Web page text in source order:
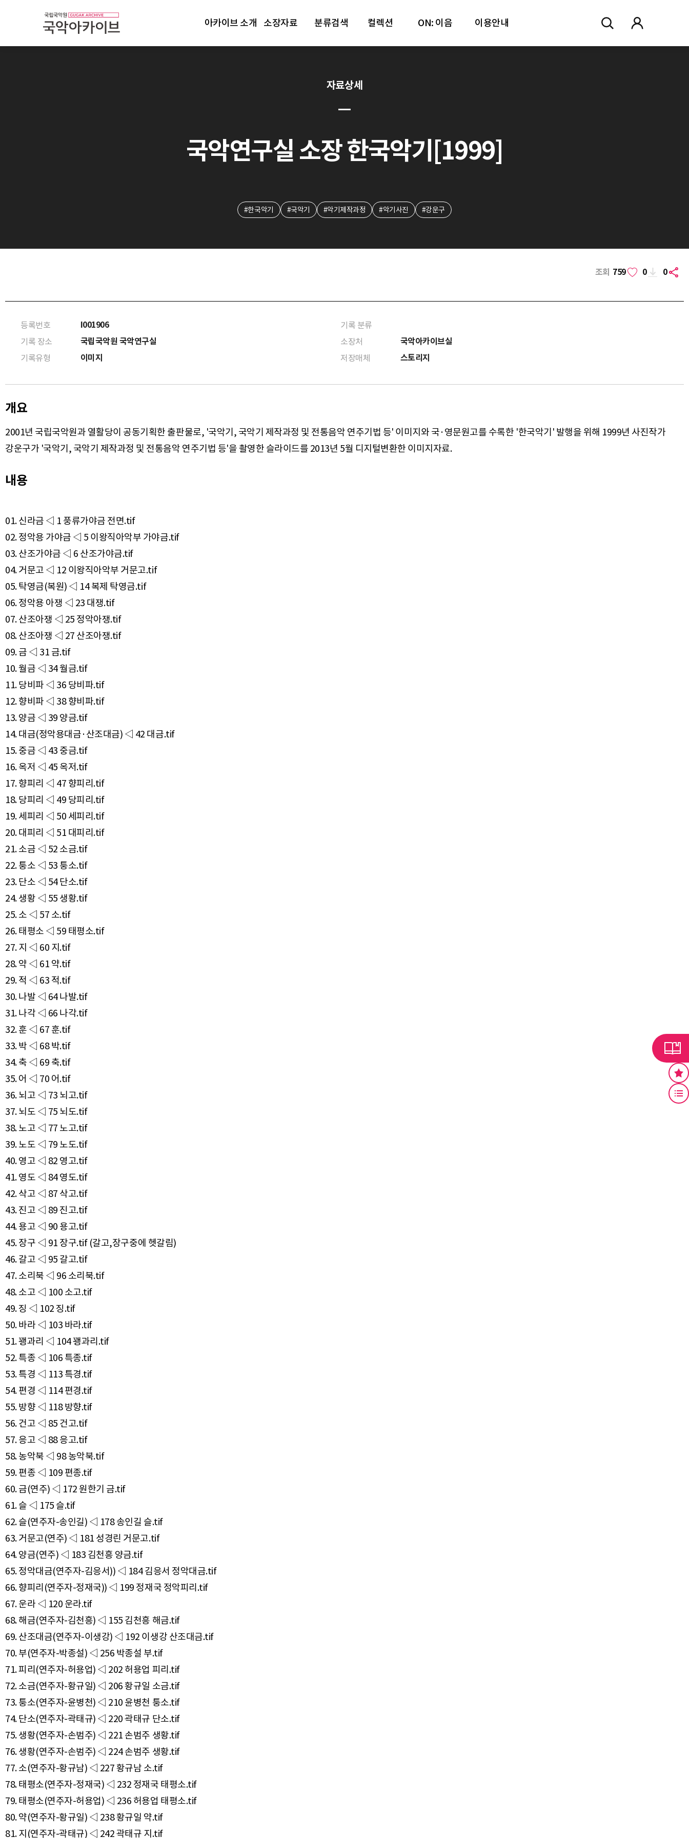
아카이브 소개 소장자료 분류검색 컬렉션 ON: 이음 이용안내
자료상세
국악연구실 소장 한국악기[1999]
#한국악기 #국악기 #악기제작과정 #악기사진 #강운구
조회 759 0 0
등록번호 I001906
기록 분류
기록 장소
국립국악원 국악연구실 소장처 국악아카이브실
기록유형 이미지 저장매체 스토리지
개요
2001년 국립국악원과 열활당이 공동기획한 출판물로, '국악기, 국악기 제작과정 및 전통음악 연주기법 등' 이미지와 국·영문원고를 수록한 '한국악기' 발행을 위해 1999년 사진작가
강운구가 '국악기, 국악기 제작과정 및 전통음악 연주기법 등'을 촬영한 슬라이드를 2013년 5월 디지털변환한 이미지자료.
내용
01. 신라금 ◁ 1 풍류가야금 전면.tif
02. 정악용 가야금 ◁ 5 이왕직아악부 가야금.tif
03. 산조가야금 ◁ 6 산조가야금.tif
04. 거문고 ◁ 12 이왕직아악부 거문고.tif
05. 탁영금(복원) ◁ 14 복제 탁영금.tif
06. 정악용 아쟁 ◁ 23 대쟁.tif
07. 산조아쟁 ◁ 25 정악아쟁.tif
08. 산조아쟁 ◁ 27 산조아쟁.tif
09. 금 ◁ 31 금.tif
10. 월금 ◁ 34 월금.tif
11. 당비파 ◁ 36 당비파.tif
12. 향비파 ◁ 38 향비파.tif
13. 양금 ◁ 39 양금.tif
14. 대금(정악용대금·산조대금) ◁ 42 대금.tif
15. 중금 ◁ 43 중금.tif
16. 옥저 ◁ 45 옥저.tif
17. 향피리 ◁ 47 향피리.tif
18. 당피리 ◁ 49 당피리.tif
19. 세피리 ◁ 50 세피리.tif
20. 대피리 ◁ 51 대피리.tif
21. 소금 ◁ 52 소금.tif
22. 퉁소 ◁ 53 퉁소.tif
23. 단소 ◁ 54 단소.tif
24. 생황 ◁ 55 생황.tif
25. 소 ◁ 57 소.tif
26. 태평소 ◁ 59 태평소.tif
27. 지 ◁ 60 지.tif
28. 약 ◁ 61 약.tif
29. 적 ◁ 63 적.tif
30. 나발 ◁ 64 나발.tif
31. 나각 ◁ 66 나각.tif
32. 훈 ◁ 67 훈.tif
33. 박 ◁ 68 박.tif
34. 축 ◁ 69 축.tif
35. 어 ◁ 70 어.tif
36. 뇌고 ◁ 73 뇌고.tif
37. 뇌도 ◁ 75 뇌도.tif
38. 노고 ◁ 77 노고.tif
39. 노도 ◁ 79 노도.tif
40. 영고 ◁ 82 영고.tif
41. 영도 ◁ 84 영도.tif
42. 삭고 ◁ 87 삭고.tif
43. 진고 ◁ 89 진고.tif
44. 용고 ◁ 90 용고.tif
45. 장구 ◁ 91 장구.tif (갈고,장구중에 헷갈림)
46. 갈고 ◁ 95 갈고.tif
47. 소리북 ◁ 96 소리북.tif
48. 소고 ◁ 100 소고.tif
49. 징 ◁ 102 징.tif
50. 바라 ◁ 103 바라.tif
51. 꽹과리 ◁ 104 꽹과리.tif
52. 특종 ◁ 106 특종.tif
53. 특경 ◁ 113 특경.tif
54. 편경 ◁ 114 편경.tif
55. 방향 ◁ 118 방향.tif
56. 건고 ◁ 85 건고.tif
57. 응고 ◁ 88 응고.tif
58. 농악북 ◁ 98 농악북.tif
59. 편종 ◁ 109 편종.tif
60. 금(연주) ◁ 172 원한기 금.tif
61. 슬 ◁ 175 슬.tif
62. 슬(연주자-송인길) ◁ 178 송인길 슬.tif
63. 거문고(연주) ◁ 181 성경린 거문고.tif
64. 양금(연주) ◁ 183 김천흥 양금.tif
65. 정악대금(연주자-김응서)) ◁ 184 김응서 정악대금.tif
66. 향피리(연주자-정재국)) ◁ 199 정재국 정악피리.tif
67. 운라 ◁ 120 운라.tif
68. 해금(연주자-김천흥) ◁ 155 김천흥 해금.tif
69. 산조대금(연주자-이생강) ◁ 192 이생강 산조대금.tif
70. 부(연주자-박종설) ◁ 256 박종설 부.tif
71. 피리(연주자-허용업) ◁ 202 허용업 피리.tif
72. 소금(연주자-황규일) ◁ 206 황규일 소금.tif
73. 퉁소(연주자-윤병천) ◁ 210 윤병천 퉁소.tif
74. 단소(연주자-곽태규) ◁ 220 곽태규 단소.tif
75. 생황(연주자-손범주) ◁ 221 손범주 생황.tif
76. 생황(연주자-손범주) ◁ 224 손범주 생황.tif
77. 소(연주자-황규남) ◁ 227 황규남 소.tif
78. 태평소(연주자-정재국) ◁ 232 정재국 태평소.tif
79. 태평소(연주자-허용업) ◁ 236 허용업 태평소.tif
80. 약(연주자-황규일) ◁ 238 황규일 약.tif
81. 지(연주자-곽태규) ◁ 242 곽태규 지.tif